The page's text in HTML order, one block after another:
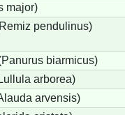
major)
pendulinus)
biarmicus)
arborea)
arvensis)